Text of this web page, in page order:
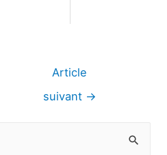
Article
suivant →